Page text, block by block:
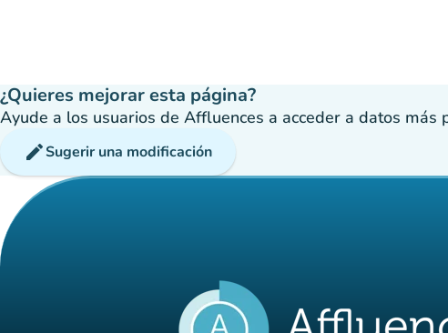
¿Quieres mejorar esta página?
Ayude a los usuarios de Affluences a acceder a datos
editSugerir una modificación